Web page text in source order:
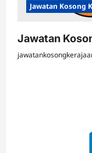
Jawatan Kosong
Jawatan